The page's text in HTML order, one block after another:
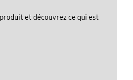
et découvrez ce qui est